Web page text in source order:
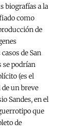
biografías a la
como
de
de San
se podrían
(es el
un breve
Sandes, en el
que
de